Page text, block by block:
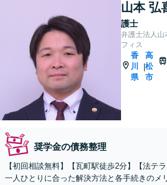
山本 弘
護士
弁護士法人山本
フィス
香
川
県
|
高
松
市
奨学金の債務整理
【初回相談無料】【瓦町駅徒歩2分】【法テ
一人ひとりに合った解決方法と各手続きのメ